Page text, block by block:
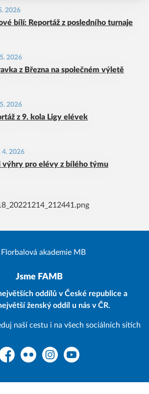
2026
bílí: Reportáž z posledního turnaje
2026
z Března na společném výletě
2026
z 9. kola Ligy elévek
4. 2026
výhry pro elévy z bílého týmu
Jsme FAMB
oddílů v České republice a
ženský oddíl u nás v ČR.
naší cestu i na všech sociálních sítích
Flickr InstagramYouTube